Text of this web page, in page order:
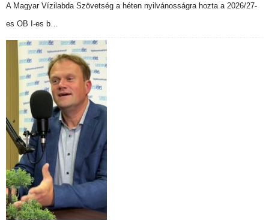
A Magyar Vízilabda Szövetség a héten nyilvánosságra hozta a 2026/27-
es OB I-es b…